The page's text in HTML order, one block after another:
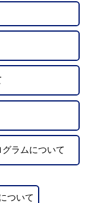
ラムについて
ついて